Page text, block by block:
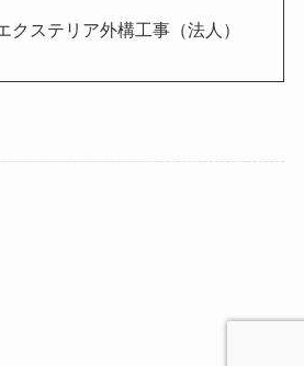
クステリア外構工事（法人）